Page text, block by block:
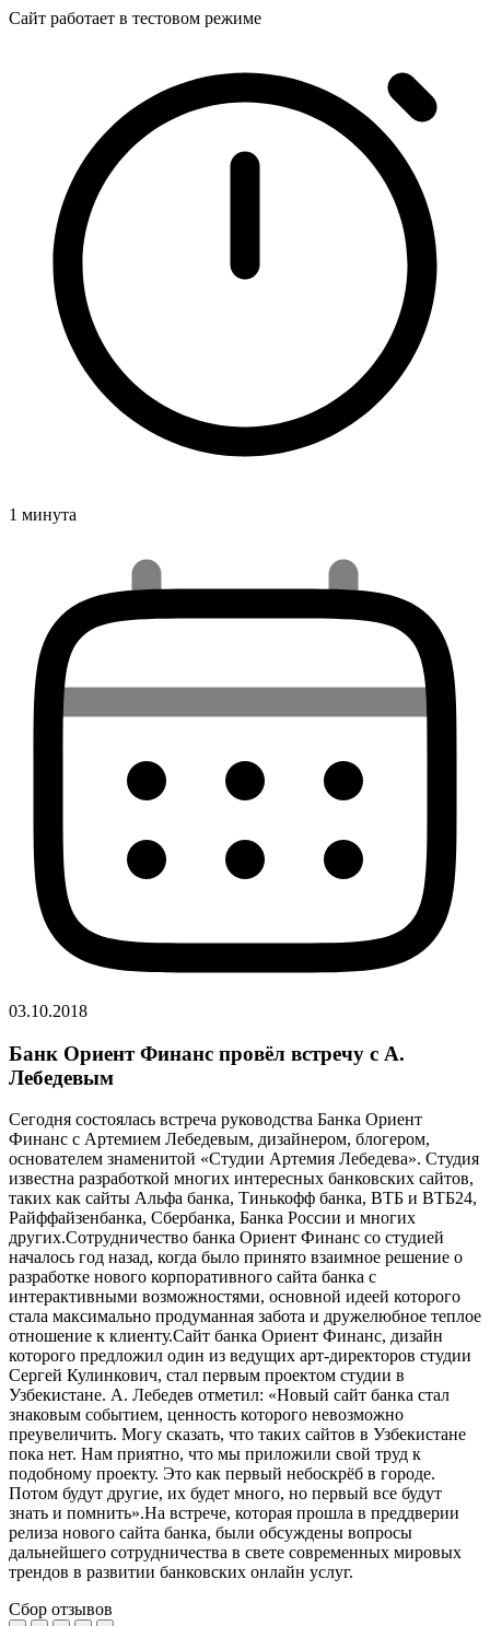
Сайт работает в тестовом режиме
1 минута
03.10.2018
Банк Ориент Финанс провёл встречу с А.
Лебедевым
Сегодня состоялась встреча руководства Банка Ориент
Финанс с Артемием Лебедевым, дизайнером, блогером,
основателем знаменитой «Студии Артемия Лебедева». Студия
известна разработкой многих интересных банковских сайтов,
таких как сайты Альфа банка, Тинькофф банка, ВТБ и ВТБ24,
Райффайзенбанка, Сбербанка, Банка России и многих
других.Сотрудничество банка Ориент Финанс со студией
началось год назад, когда было принято взаимное решение о
разработке нового корпоративного сайта банка c
интерактивными возможностями, основной идеей которого
стала максимально продуманная забота и дружелюбное теплое
отношение к клиенту.Сайт банка Ориент Финанс, дизайн
которого предложил один из ведущих арт-директоров студии
Сергей Кулинкович, стал первым проектом студии в
Узбекистане. А. Лебедев отметил: «Новый сайт банка стал
знаковым событием, ценность которого невозможно
преувеличить. Могу сказать, что таких сайтов в Узбекистане
пока нет. Нам приятно, что мы приложили свой труд к
подобному проекту. Это как первый небоскрёб в городе.
Потом будут другие, их будет много, но первый все будут
знать и помнить».На встрече, которая прошла в преддверии
релиза нового сайта банка, были обсуждены вопросы
дальнейшего сотрудничества в свете современных мировых
трендов в развитии банковских онлайн услуг.
Сбор отзывов